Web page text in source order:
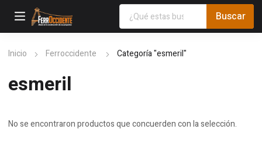
Inicio Ferroccidente Categoría "esmeril"
esmeril
No se encontraron productos que concuerden con la selección.